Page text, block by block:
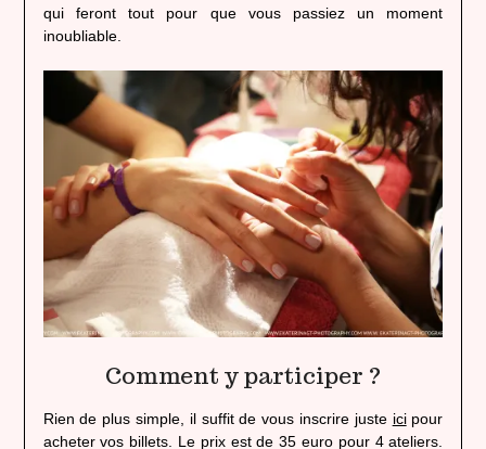
qui feront tout pour que vous passiez un moment
inoubliable.
Comment y participer ?
Rien de plus simple, il suffit de vous inscrire juste icipour
acheter vos billets. Le prix est de 35 euro pour 4 ateliers.